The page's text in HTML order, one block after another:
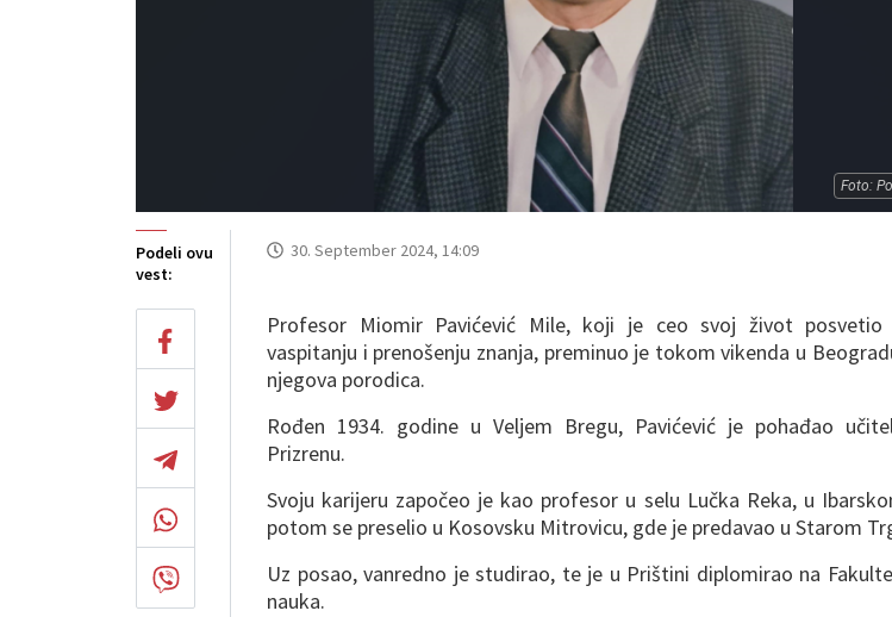
Foto:
Podeli ovu
vest:
30. September 2024, 14:09
Profesor Miomir Pavićević Mile, koji je ceo svoj život posvetio
vaspitanju i prenošenju znanja, preminuo je tokom vikenda u
njegova porodica.
Rođen 1934. godine u Veljem Bregu, Pavićević je pohađao
Prizrenu.
Svoju karijeru započeo je kao profesor u selu Lučka Reka, u
potom se preselio u Kosovsku Mitrovicu, gde je predavao u Starom
Uz posao, vanredno je studirao, te je u Prištini diplomirao na
nauka.